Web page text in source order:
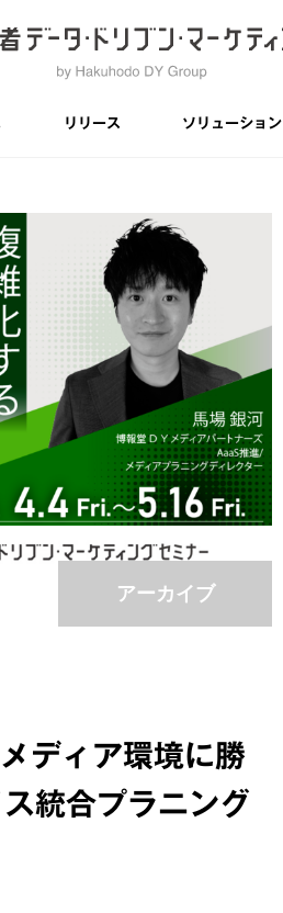
リリース ソリューション
アーカイブ
ディア環境に勝
統合プラニング